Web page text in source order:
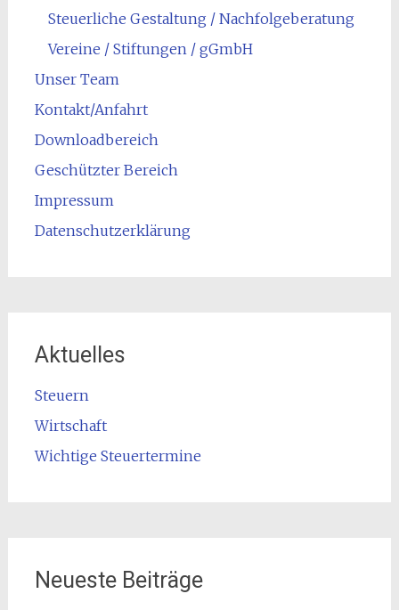
Steuerliche Gestaltung / Nachfolgeberatung
Vereine / Stiftungen / gGmbH
Unser Team
Kontakt/Anfahrt
Downloadbereich
Geschützter Bereich
Impressum
Datenschutzerklärung
Aktuelles
Steuern
Wirtschaft
Wichtige Steuertermine
Neueste Beiträge